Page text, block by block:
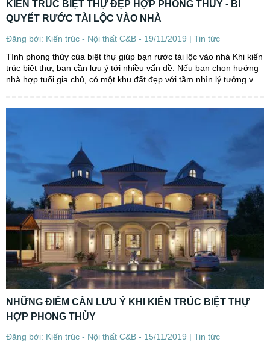
KIẾN TRÚC BIỆT THỰ ĐẸP HỢP PHONG THỦY - BÍ
QUYẾT RƯỚC TÀI LỘC VÀO NHÀ
Đăng bởi: Kiến trúc - Nội thất C&B - 19/11/2019 | Tin tức
Tính phong thủy của biệt thự giúp bạn rước tài lộc vào nhà Khi kiến
trúc biệt thự, bạn cần lưu ý tới nhiều vấn đề. Nếu bạn chọn hướng
nhà hợp tuổi gia chủ, có một khu đất đẹp với tầm nhìn lý tưởng và
NHỮNG ĐIỂM CẦN LƯU Ý KHI KIẾN TRÚC BIỆT THỰ
HỢP PHONG THỦY
Đăng bởi: Kiến trúc - Nội thất C&B - 15/11/2019 | Tin tức